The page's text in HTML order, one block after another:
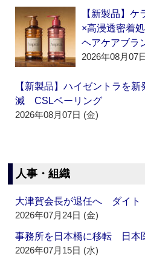
【新製品】
×高浸透密着
ヘアケアブラ
2026年08月07
【新製品】ハイゼントラを
減 CSLベーリング
2026年08月07日 (金)
人事・組織
大津賀会長が退任へ ダイト
2026年07月24日 (金)
事務所を日本橋に移転 日本
2026年07月15日 (水)